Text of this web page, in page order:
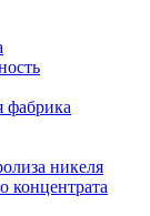
фабрика
никеля
концентрата